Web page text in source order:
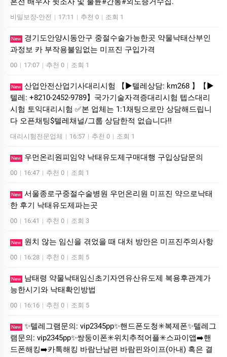
비밀보장-안전 | 17:11 | 추천 0 | 조회 1
New
경기도안양시동안구 중절수술가능한곳 약물낙태산부인
과정보 카 부작용불임없는 미프진 구입가격
00 | 17:07 | 추천 0 | 조회 1
New 산업안전산업기사대리시험 【▶텔레상담: km268 】【▶
텔레: +8210-2452-9789】국가기술자격증대리시험 텝스대리
시험 토익대리시험 ✅본 업체는 1:1채팅으로만 상담해드립니
다 오픈채팅$텔레채널/그룹 상담한적 없습니다!!
대리시험전문업체 | 16:57 | 추천 0 | 조회 1
New 우먼온리원피임약 낙태유도제구매대행 구입상담문의
00 | 16:47 | 추천 0 | 조회 1
New 서울종로구중절수술병원 우먼온리원 미프진 약으로낙태
한 후기 낙­태유도제파는곳
00 | 16:41 | 추천 0 | 조회 3
New 원치 않는 임신을 겪었을 때 대처 방안은 미­프진주의사항
00 | 16:28 | 추천 0 | 조회 5
New
남태령 약물낙태임신초기자연유산유도제 복용후관계가
능한시기와 낙태확인방법
00 | 16:16 | 추천 0 | 조회 5
New ✨텔레그램문의: vip2345pp✨핸드폰도청✳️복제폰✨텔레그
램문의: vip2345pp✨쌍둥이폰✳️위치추적어플✳️스파이앱➡️핸
드폰해킹➡️카톡해킹 바람난남편 바람핀와이프(아내) 혹은 결